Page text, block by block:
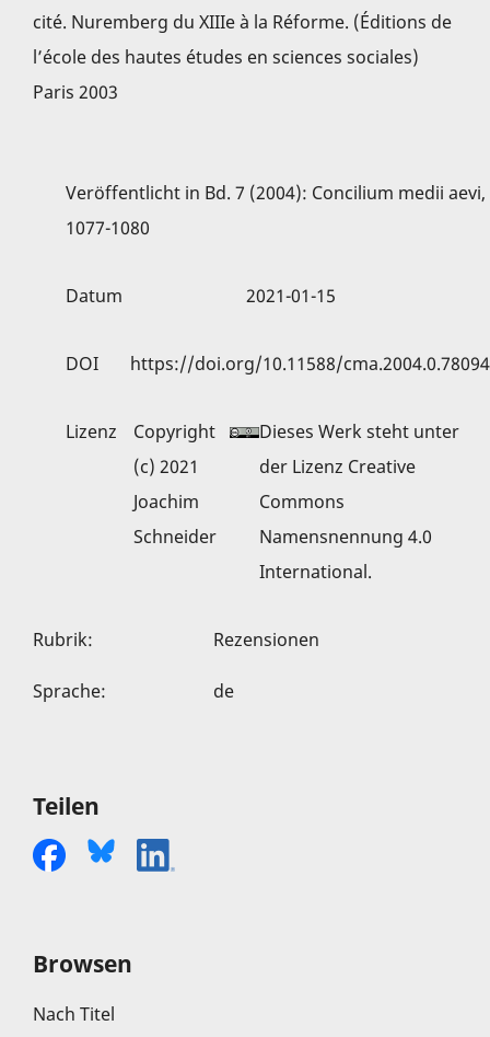
cité. Nuremberg du XIIIe à la Réforme. (Éditions de
l’école des hautes études en sciences sociales)
Paris 2003
Veröffentlicht in Bd. 7 (2004): Concilium medii aevi,
1077-1080
Datum 2021-01-15
DOI https://doi.org/10.11588/cma.2004.0.78094
Lizenz
Copyright
(c) 2021
Joachim
Schneider
Dieses Werk steht unter
der Lizenz Creative
Commons
Namensnennung 4.0
International.
Rubrik: Rezensionen
Sprache: de
Teilen
Browsen
Nach Titel